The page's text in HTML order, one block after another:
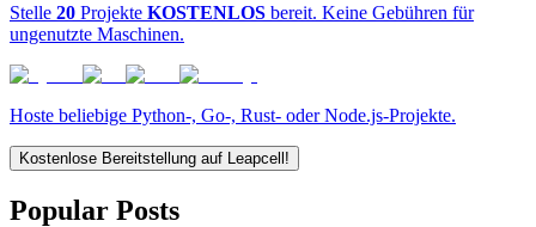
Stelle 20 Projekte KOSTENLOS bereit. Keine Gebühren für
ungenutzte Maschinen.
Hoste beliebige Python-, Go-, Rust- oder Node.js-Projekte.
Kostenlose Bereitstellung auf Leapcell!
Popular Posts